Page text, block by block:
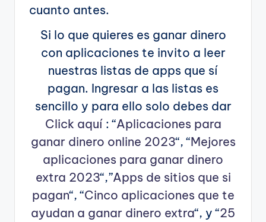
cuanto antes.
Si lo que quieres es ganar dinero
con aplicaciones te invito a leer
nuestras listas de apps que sí
pagan. Ingresar a las listas es
sencillo y para ello solo debes dar
Click aquí: “Aplicaciones para
ganar dinero online 2023“, “Mejores
aplicaciones para ganar dinero
extra 2023“,”Apps de sitios que si
pagan“, “Cinco aplicaciones que te
ayudan a ganar dinero extra“, y “25